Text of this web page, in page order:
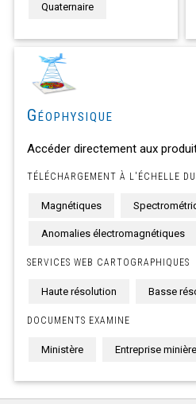
Quaternaire
Géophysique
Accéder directement aux
TÉLÉCHARGEMENT À L'ÉCHELLE
Magnétiques
Anomalies électromagnétiques
SERVICES WEB CARTOGRAPHIQUES
Haute résolution Basse
DOCUMENTS EXAMINE
Ministère Entreprise minière